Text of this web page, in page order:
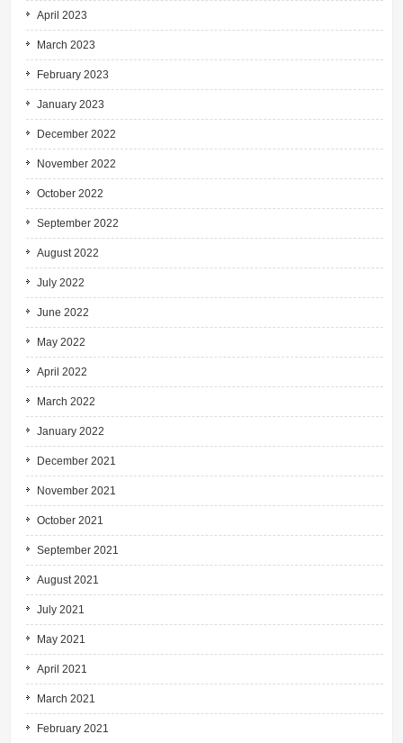
April 2023
March 2023
February 2023
January 2023
December 2022
November 2022
October 2022
September 2022
August 2022
July 2022
June 2022
May 2022
April 2022
March 2022
January 2022
December 2021
November 2021
October 2021
September 2021
August 2021
July 2021
May 2021
April 2021
March 2021
February 2021